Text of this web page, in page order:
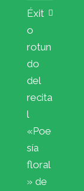
Éxit
o
rotun
do
del
recita
l
«Poe
sía
floral
» de